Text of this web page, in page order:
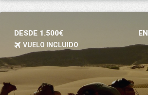
DESDE 1.500€
VUELO INCLUIDO